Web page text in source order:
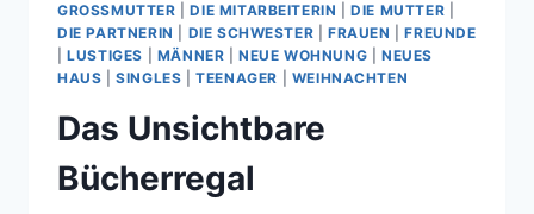
GROSSMUTTER
|DIE MITARBEITERIN |DIE MUTTER
DIE PARTNERIN
DIE SCHWESTER |FRAUEN |FREUNDE
|LUSTIGES MÄNNER |NEUE WOHNUNG |NEUES
HAUS |SINGLES |TEENAGER WEIHNACHTEN
Das Unsichtbare
Bücherregal